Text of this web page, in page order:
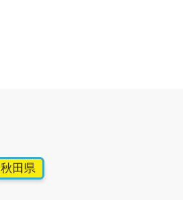
秋田県